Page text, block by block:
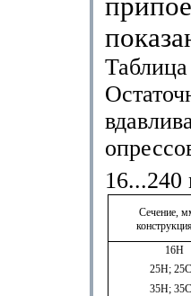
Сечение,
16Н
25Н;
35Н;